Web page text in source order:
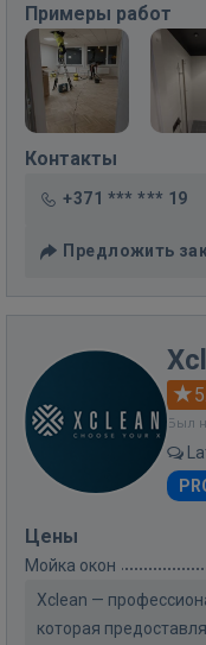
Примеры работ
Контакты
+371 *** *** 19
Предложить
Был
Цены
Мойка окон
Xclean —
которая